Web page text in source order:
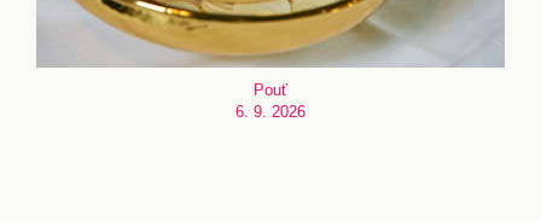
Pouť
6. 9. 2026